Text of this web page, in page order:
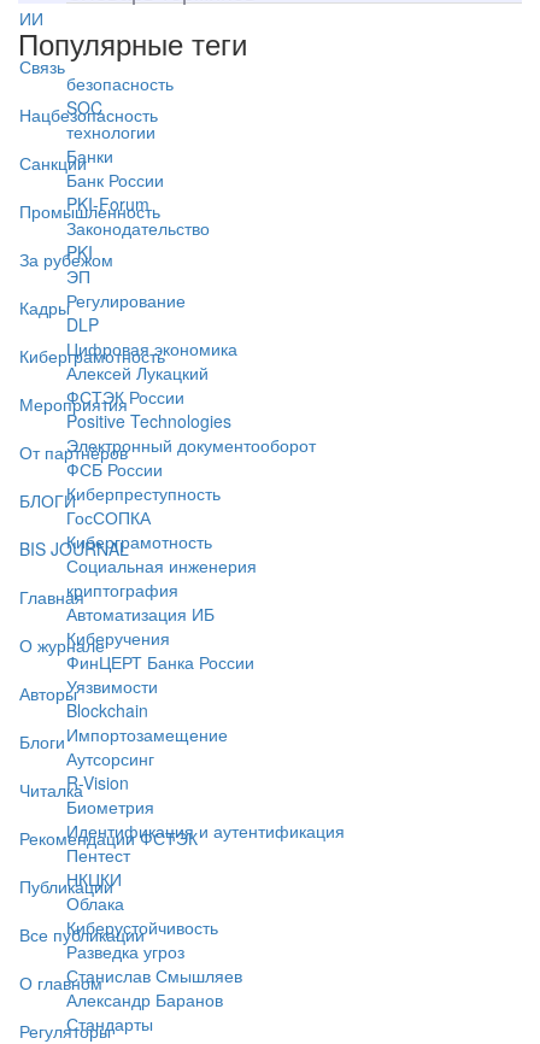
ИИ
Связь
Нацбезопасность
Санкции
Промышленность
За рубежом
Кадры
Киберграмотность
Мероприятия
От партнёров
БЛОГИ
BIS JOURNAL
Главная
О журнале
Авторы
Блоги
Читалка
Рекомендации ФСТЭК
Публикации
Все публикации
О главном
Регуляторы
Популярные теги
безопасность
SOC
технологии
Банки
Банк России
PKI-Forum
Законодательство
PKI
ЭП
Регулирование
DLP
Цифровая экономика
Алексей Лукацкий
ФСТЭК России
Positive Technologies
Электронный документооборот
ФСБ России
Киберпреступность
ГосСОПКА
Киберграмотность
Социальная инженерия
криптография
Автоматизация ИБ
Киберучения
ФинЦЕРТ Банка России
Уязвимости
Blockchain
Импортозамещение
Аутсорсинг
R-Vision
Биометрия
Идентификация и аутентификация
Пентест
НКЦКИ
Облака
Киберустойчивость
Разведка угроз
Станислав Смышляев
Александр Баранов
Стандарты